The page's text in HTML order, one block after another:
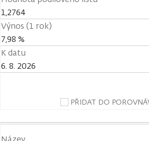
1,2764
Výnos (1 rok)
7,98 %
K datu
6. 8. 2026
PŘIDAT DO